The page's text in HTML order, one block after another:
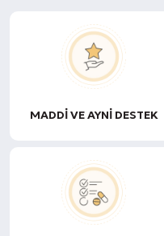
MADDI VE AYNI DESTEK